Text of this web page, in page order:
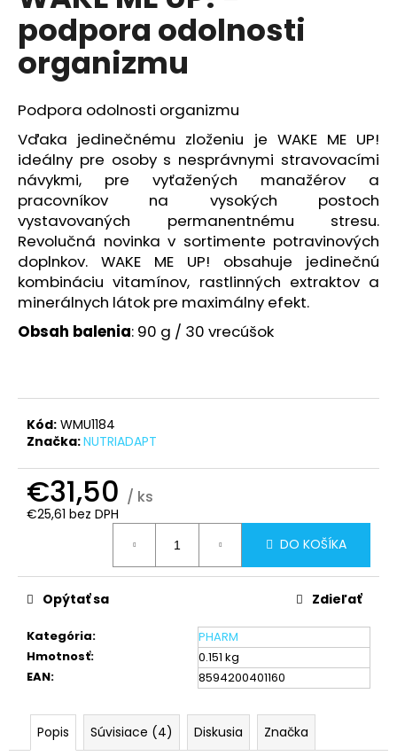
5
hviezdičiek.
podpora odolnosti
organizmu
Podpora odolnosti organizmu
Vďaka jedinečnému zloženiu je WAKE ME UP!
ideálny pre osoby s nesprávnymi stravovacími
návykmi, pre vyťažených manažérov a
pracovníkov na vysokých postoch
vystavovaných permanentnému stresu.
Revolučná novinka v sortimente potravinových
doplnkov. WAKE ME UP! obsahuje jedinečnú
kombináciu vitamínov, rastlinných extraktov a
minerálnych látok pre maximálny efekt.
Obsah balenia: 90 g / 30 vrecúšok
Kód: WMU1184
Značka:NUTRIADAPT
€31,50 / ks
€25,61 bez DPH
DO KOŠÍKA
Kategória:
PHARM
Hmotnosť:
0.151 kg
EAN: 8594200401160
Opýtať sa Zdieľať
Popis Súvisiace (4) Diskusia Značka
á
j
s
?
HĽADAŤ
O
d
p
o
č
a
m
OMEGA
KOENZÝMOM
10
€24,50